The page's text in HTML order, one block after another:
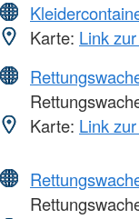
Karte: Link
Karte: Link